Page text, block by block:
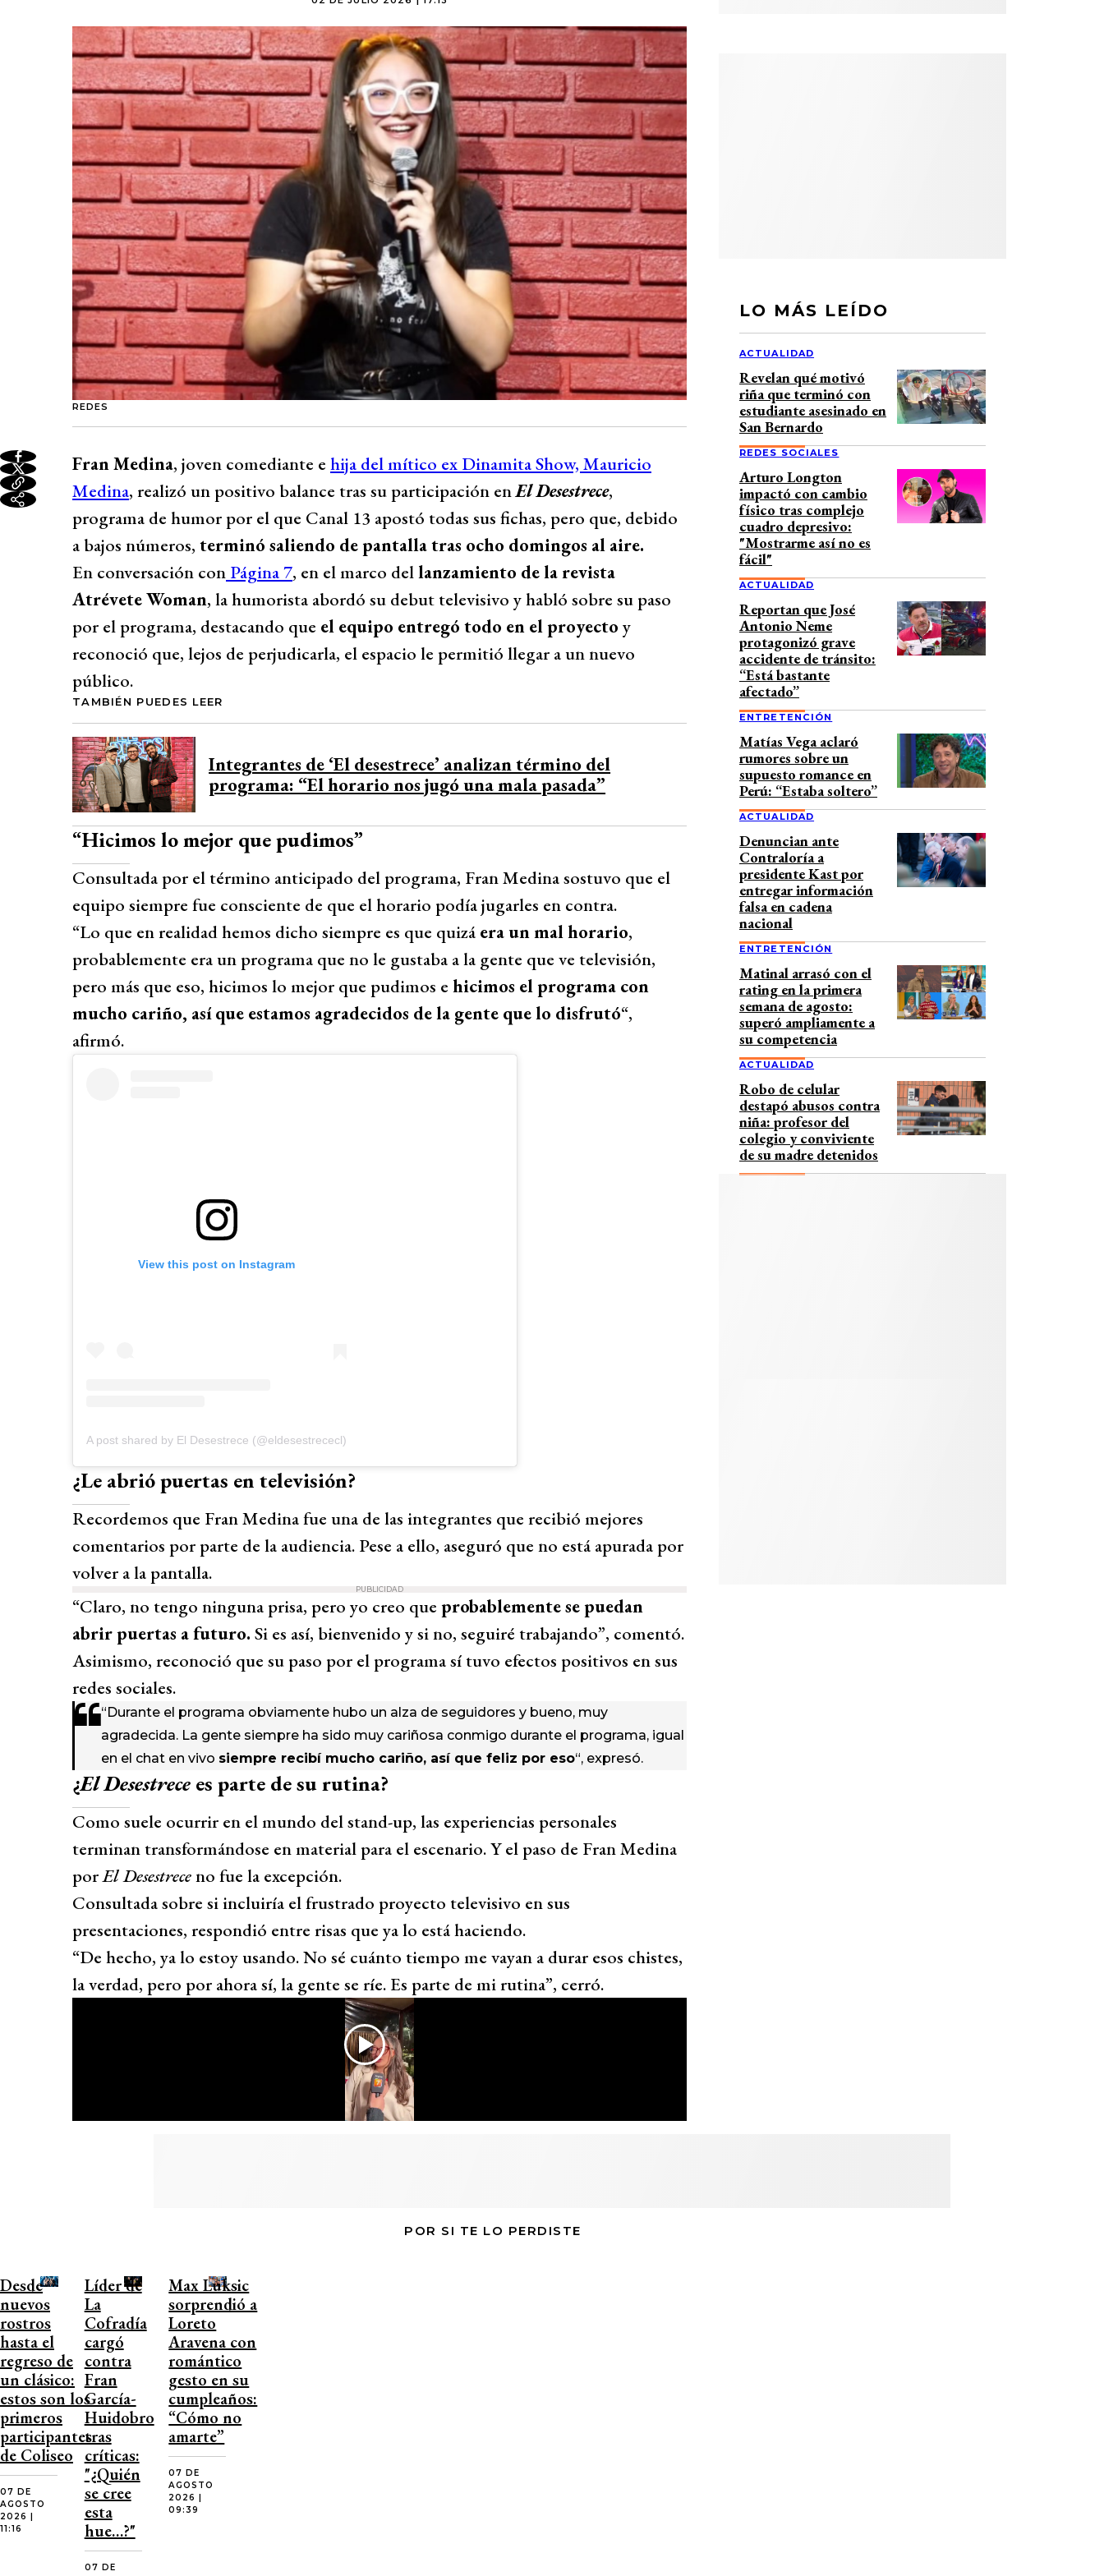
REDES
Fran Medina, joven comediante e hija del mítico ex Dinamita Show, Mauricio
Medina, realizó un positivo balance tras su participación enEl Desestrece,
programa de humor por el que Canal 13 apostó todas sus fichas, pero que, debido
a bajos números, terminó saliendo de pantalla tras ocho domingos al aire.
En conversación con Página 7, en el marco dellanzamiento de la revista
Atrévete Woman, la humorista abordó su debut televisivo y habló sobre su paso
por el programa, destacando que el equipo entregó todo en el proyecto y
reconoció que, lejos de perjudicarla, el espacio le permitió llegar a un nuevo
público.
TAMBIÉN PUEDES LEER
Integrantes de ‘El desestrece’ analizan término del
programa: “El horario nos jugó una mala pasada”
“Hicimos lo mejor que pudimos”
Consultada por el término anticipado del programa, Fran Medina sostuvo que el
equipo siempre fue consciente de que el horario podía jugarles en contra.
“Lo que en realidad hemos dicho siempre es que quizá era un mal horario,
probablemente era un programa que no le gustaba a la gente que ve televisión,
pero más que eso, hicimos lo mejor que pudimos e hicimos el programa con
mucho cariño, así que estamos agradecidos de la gente que lo disfrutó“,
afirmó.
View this post on Instagram
A post shared by El Desestrece (@eldesestrececl)
¿Le abrió puertas en televisión?
Recordemos que Fran Medina fue una de las integrantes que recibió mejores
comentarios por parte de la audiencia. Pese a ello, aseguró que no está apurada por
volver a la pantalla.
PUBLICIDAD
“Claro, no tengo ninguna prisa, pero yo creo que probablemente se puedan
abrir puertas a futuro. Si es así, bienvenido y si no, seguiré trabajando”, comentó.
Asimismo, reconoció que su paso por el programa sí tuvo efectos positivos en sus
redes sociales.
“Durante el programa obviamente hubo un alza de seguidores y bueno, muy
agradecida. La gente siempre ha sido muy cariñosa conmigo durante el programa, igual
en el chat en vivo siempre recibí mucho cariño, así que feliz por eso“, expresó.
¿El Desestrece es parte de su rutina?
Como suele ocurrir en el mundo del stand-up, las experiencias personales
terminan transformándose en material para el escenario. Y el paso de Fran Medina
porEl Desestreceno fue la excepción.
Consultada sobre si incluiría el frustrado proyecto televisivo en sus
presentaciones, respondió entre risas que ya lo está haciendo.
“De hecho, ya lo estoy usando. No sé cuánto tiempo me vayan a durar esos chistes,
la verdad, pero por ahora sí, la gente se ríe. Es parte de mi rutina”, cerró.
LO MÁS LEÍDO
ACTUALIDAD
Revelan qué motivó
riña que terminó con
estudiante asesinado en
San Bernardo
REDES SOCIALES
Arturo Longton
impactó con cambio
físico tras complejo
cuadro depresivo:
"Mostrarme así no es
fácil"
ACTUALIDAD
Reportan que José
Antonio Neme
protagonizó grave
accidente de tránsito:
“Está bastante
afectado”
ENTRETENCIÓN
Matías Vega aclaró
rumores sobre un
supuesto romance en
Perú: “Estaba soltero”
ACTUALIDAD
Denuncian ante
Contraloría a
presidente Kast por
entregar información
falsa en cadena
nacional
ENTRETENCIÓN
Matinal arrasó con el
rating en la primera
semana de agosto:
superó ampliamente a
su competencia
ACTUALIDAD
Robo de celular
destapó abusos contra
niña: profesor del
colegio y conviviente
de su madre detenidos
POR SI TE LO PERDISTE
Desde
nuevos
rostros
hasta el
regreso de
un clásico:
estos son los
primeros
participantes
de Coliseo
07 DE
AGOSTO
2026 |
11:16
Líder de
La
Cofradía
cargó
contra
Fran
García-
Huidobro
tras
críticas:
"¿Quién
se cree
esta
hue…?"
07 DE
Max Luksic
sorprendió a
Loreto
Aravena con
romántico
gesto en su
cumpleaños:
“Cómo no
amarte”
07 DE
AGOSTO
2026 |
09:39